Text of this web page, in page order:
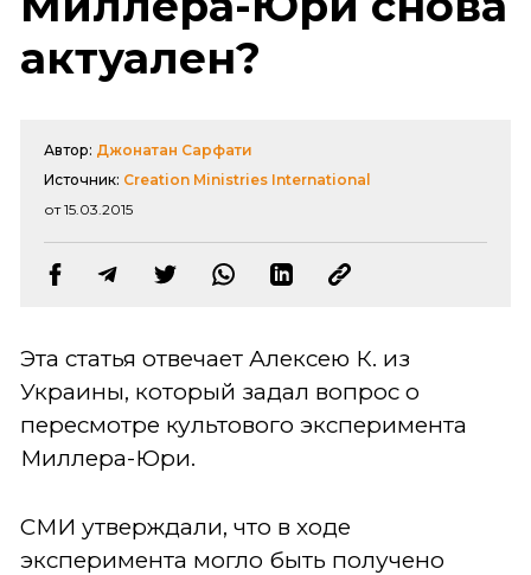
актуален?
Автор: Джонатан Сарфати
Источник: Creation Ministries International
от 15.03.2015
Эта статья отвечает Алексею К. из
Украины, который задал вопрос о
пересмотре культового эксперимента
Миллера-Юри.
СМИ утверждали, что в ходе
эксперимента могло быть получено